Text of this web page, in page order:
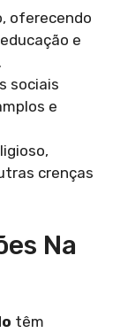
oferecendo
e
sociais
e
crenças
Na
têm